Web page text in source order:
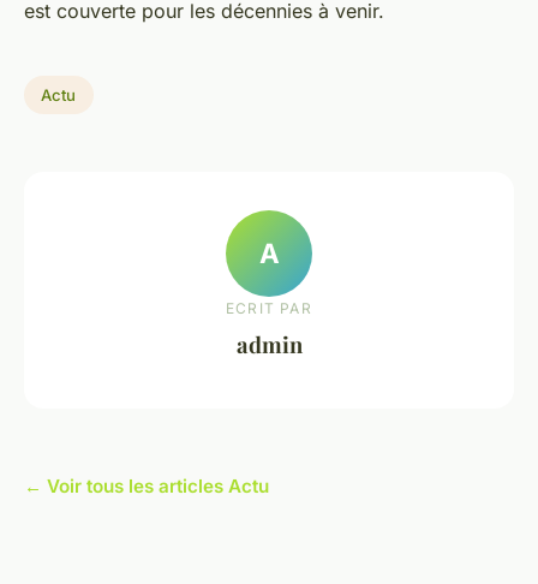
est couverte pour les décennies à venir.
Actu
A
ECRIT PAR
admin
← Voir tous les articles Actu